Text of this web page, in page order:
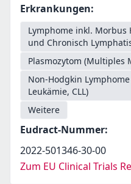
Erkrankungen:
Lymphome inkl.
und Chronisch
Plasmozytom (Multiples
Non-Hodgkin
Leukämie, CLL)
Weitere
Eudract-Nummer:
2022-501346-30-00
Zum EU Clinical Trials